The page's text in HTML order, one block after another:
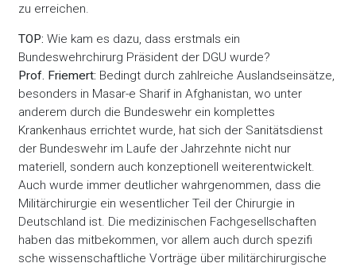
zu erreichen.
TOP: Wie kam es dazu, dass erstmals ein
Bundeswehrchirurg Präsident der DGU wurde?
Prof. Friemert: Bedingt durch zahlreiche Auslandseinsätze,
besonders in Masar-e Sharif in Afghanistan, wo unter
anderem durch die Bundeswehr ein komplettes
Krankenhaus errichtet wurde, hat sich der Sanitätsdienst
der Bundeswehr im Laufe der Jahrzehnte nicht nur
materiell, sondern auch konzeptionell weiterentwickelt.
Auch wurde immer deutlicher wahrgenommen, dass die
Militärchirurgie ein wesentlicher Teil der Chirurgie in
Deutschland ist. Die medizinischen Fachgesellschaften
haben das mitbekommen, vor allem auch durch spezifi
sche wissenschaftliche Vorträge über militärchirurgische